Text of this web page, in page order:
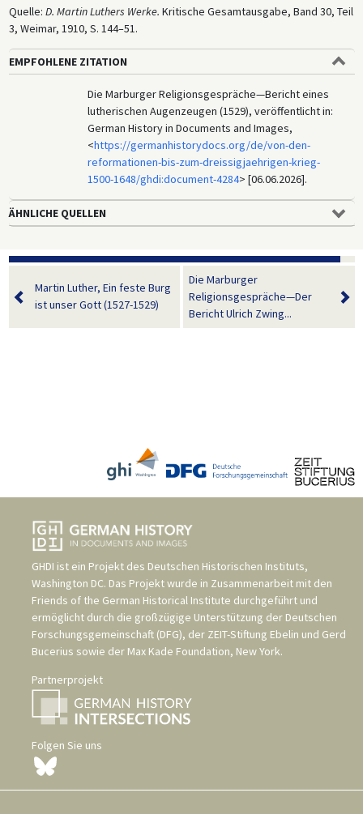
Quelle: D. Martin Luthers Werke. Kritische Gesamtausgabe, Band 30, Teil
3, Weimar, 1910, S. 144–51.
EMPFOHLENE ZITATION
Die Marburger Religionsgespräche—Bericht eines
lutherischen Augenzeugen (1529), veröffentlicht in:
German History in Documents and Images,
<https://germanhistorydocs.org/de/von-den-
reformationen-bis-zum-dreissigjaehrigen-krieg-
1500-1648/ghdi:document-4284> [06.06.2026].
ÄHNLICHE QUELLEN
Martin Luther, Ein feste Burg
ist unser Gott (1527-1529)
Die Marburger
Religionsgespräche—Der
Bericht Ulrich Zwing...
GHDI ist ein Projekt des Deutschen Historischen Instituts,
Washington DC. Das Projekt wurde in Zusammenarbeit mit den
Friends of the German Historical Institute durchgeführt und
ermöglicht durch die großzügige Unterstützung der Deutschen
Forschungsgemeinschaft (DFG), der ZEIT-Stiftung Ebelin und Gerd
Bucerius sowie der Max Kade Foundation, New York.
Partnerprojekt
Folgen Sie uns